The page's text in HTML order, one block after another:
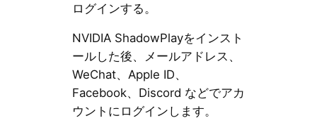
ログインする。
NVIDIA ShadowPlayをインスト
ールした後、メールアドレス、
WeChat、Apple ID、
Facebook、Discord などでアカ
ウントにログインします。